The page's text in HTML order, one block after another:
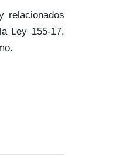
relacionados
Ley 155-17,